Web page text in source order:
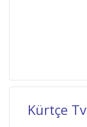
Kürtçe